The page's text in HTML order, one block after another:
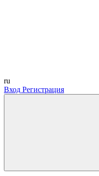
ru
Вход Регистрация